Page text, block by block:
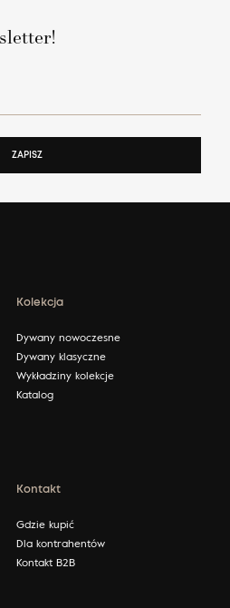
ZAPISZ
Kolekcja
Dywany nowoczesne
Dywany klasyczne
Wykładziny kolekcje
Katalog
Kontakt
Gdzie kupić
Dla kontrahentów
Kontakt B2B